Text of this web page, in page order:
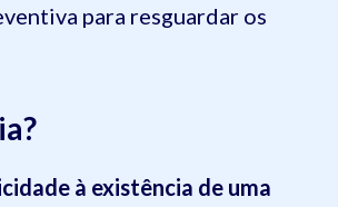
para resguardar os
à existência de uma